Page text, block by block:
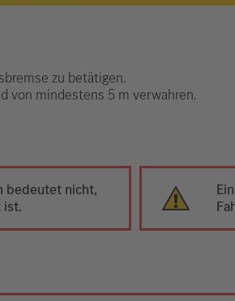
zu betätigen.
von mindestens 5 m verwahren.
bedeutet nicht,
ist.